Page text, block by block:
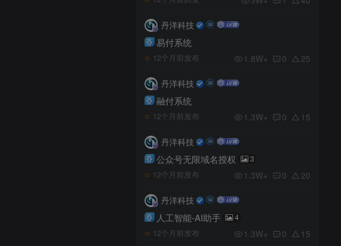
丹洋科技
易付系统
12个月前发布 1.8W+ 0 25
丹洋科技
融付系统
12个月前发布 1.3W+ 0 15
丹洋科技
公众号无限域名授权 3
12个月前发布 1.3W+ 0 20
丹洋科技
人工智能-AI助手 4
12个月前发布 1.3W+ 0 15